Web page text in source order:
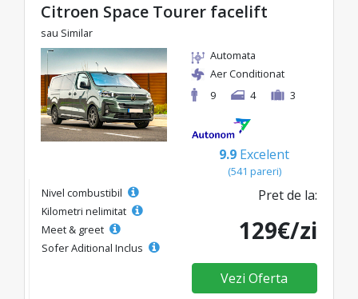
Citroen Space Tourer facelift
sau Similar
Automata
Aer Conditionat
9
4 3
9.9 Excelent
(541 pareri)
Nivel combustibil
Kilometri nelimitat
Meet & greet
Sofer Aditional Inclus
Pret de la:
129€/zi
Vezi Oferta